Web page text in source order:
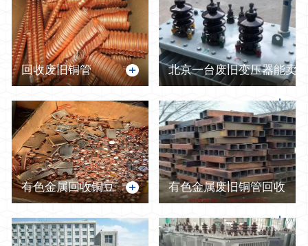
回收废旧铜管 北京一台废旧变压器能卖
有色金属回收铜豆 有色金属废旧铜管回收